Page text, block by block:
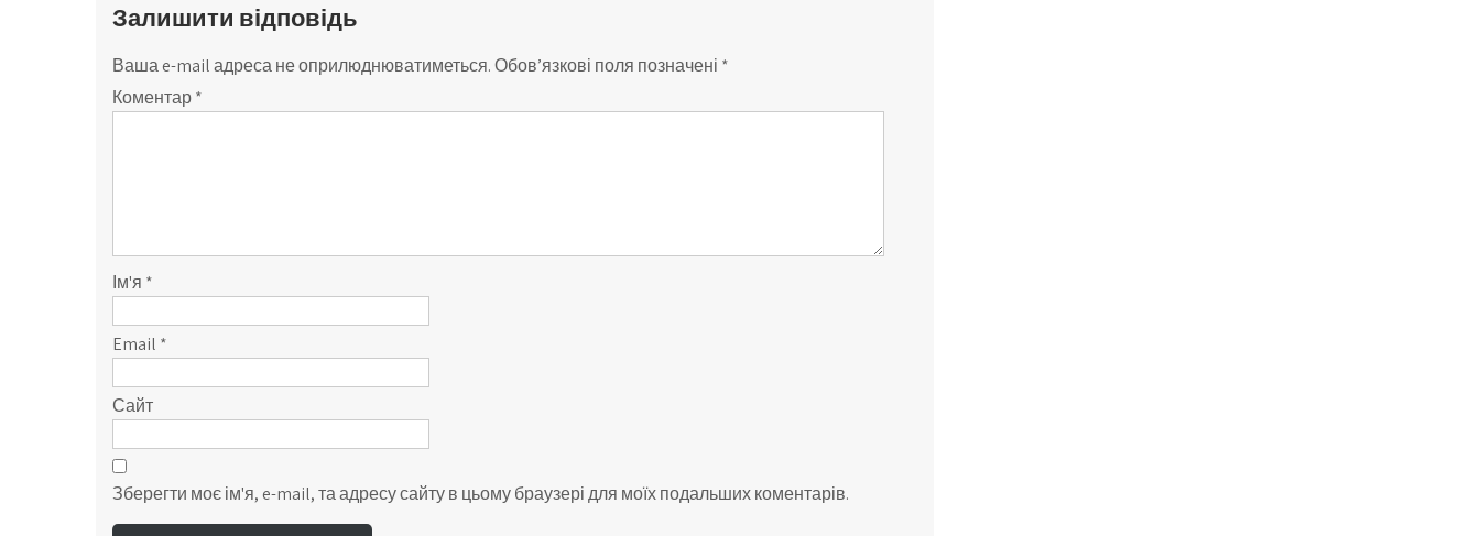
Залишити відповідь
Ваша e-mail адреса не оприлюднюватиметься.Обов’язкові поля позначені *
Коментар*
Ім'я *
Email *
Сайт
Зберегти моє ім'я, e-mail, та адресу сайту в цьому браузері для моїх подальших коментарів.